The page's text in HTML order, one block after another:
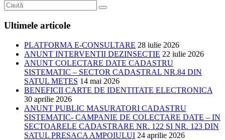
Ultimele articole
PLATFORMA E-CONSULTARE 28 iulie 2026
ANUNT INTERVENTII DEZINSECTIE 22 iulie 2026
ANUNT COLECTARE DATE CADASTRU
SISTEMATIC – SECTOR CADASTRAL NR.84 DIN
SATUL METES 14 mai 2026
BENEFICII CARTE DE IDENTITATE ELECTRONICA
30 aprilie 2026
ANUNT PUBLIC MASURATORI CADASTRU
SISTEMATIC- CAMPANIE DE COLECTARE DATE – IN
SECTOARELE CADASTRARE NR. 122 SI NR. 123 DIN
SATUL PRESACA AMPOIULUI 24 aprilie 2026